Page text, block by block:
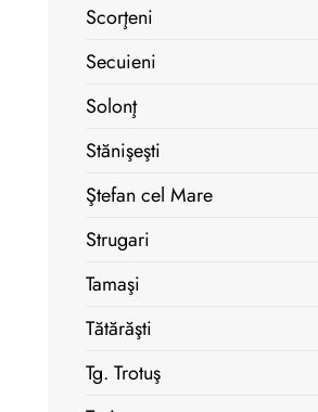
Scorţeni
Secuieni
Solonţ
Stănişeşti
Ştefan cel Mare
Strugari
Tamaşi
Tătărăşti
Tg. Trotuş